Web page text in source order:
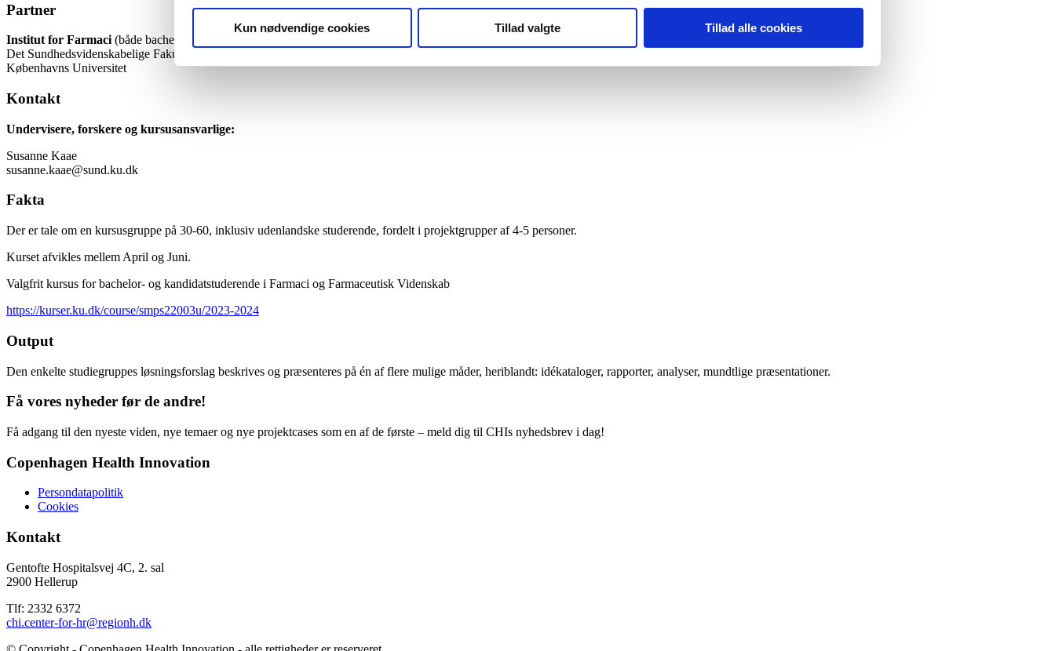
Kun nødvendige cookies Tillad valgte Tillad alle cookies
Partner
Institut for Farmaci (både bachelor og kandidatniveau)
Det Sundhedsvidenskabelige Fakultet
Københavns Universitet
Kontakt
Undervisere, forskere og kursusansvarlige:
Susanne Kaae
susanne.kaae@sund.ku.dk
Fakta
Der er tale om en kursusgruppe på 30-60, inklusiv udenlandske studerende, fordelt i projektgrupper af 4-5 personer.
Kurset afvikles mellem April og Juni.
Valgfrit kursus for bachelor- og kandidatstuderende i Farmaci og Farmaceutisk Videnskab
https://kurser.ku.dk/course/smps22003u/2023-2024
Output
Den enkelte studiegruppes løsningsforslag beskrives og præsenteres på én af flere mulige måder, heriblandt: idékataloger, rapporter, analyser, mundtlige præsentationer.
Få vores nyheder før de andre!
Få adgang til den nyeste viden, nye temaer og nye projektcases som en af de første – meld dig til CHIs nyhedsbrev i dag!
Copenhagen Health Innovation
Persondatapolitik
Cookies
Kontakt
Gentofte Hospitalsvej 4C, 2. sal
2900 Hellerup
Tlf: 2332 6372
chi.center-for-hr@regionh.dk